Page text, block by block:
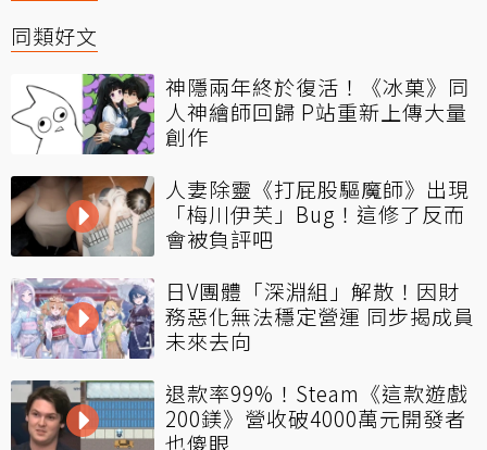
同類好文
神隱兩年終於復活！《冰菓》同
人神繪師回歸 P站重新上傳大量
創作
人妻除靈《打屁股驅魔師》出現
「梅川伊芙」Bug！這修了反而
會被負評吧
日V團體「深淵組」解散！因財
務惡化無法穩定營運 同步揭成員
未來去向
退款率99%！Steam《這款遊戲
200鎂》營收破4000萬元開發者
也傻眼